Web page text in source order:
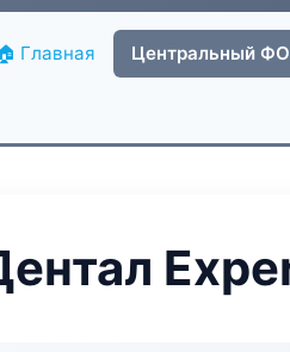
🏠 Главная Центральный ФО